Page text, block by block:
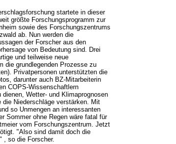
startete in dieser
größte Forschungsprogramm zur
sowie des Forschungszentrums
ab. Nun werden die
der Forscher aus den
von Bedeutung sind. Drei
und teilweise neue
die grundlegenden Prozesse zu
Privatpersonen unterstützten die
darunter auch BZ-Mitarbeiterin
COPS-Wissenschaftlern
Wetter- und Klimaprognosen
Niederschläge verstärken. Mit
so Unmengen an interessanten
Sommer ohne Regen wäre fatal für
vom Forschungszentrum. Jetzt
"Also sind damit doch die
, so die Forscher.